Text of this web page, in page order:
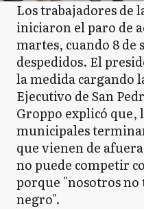
Los trabajadores de
iniciaron el paro de
martes, cuando 8 de
despedidos. El
la medida cargando
Ejecutivo de San
Groppo explicó que,
municipales
que vienen de
no puede competir
porque "nosotros no
negro".